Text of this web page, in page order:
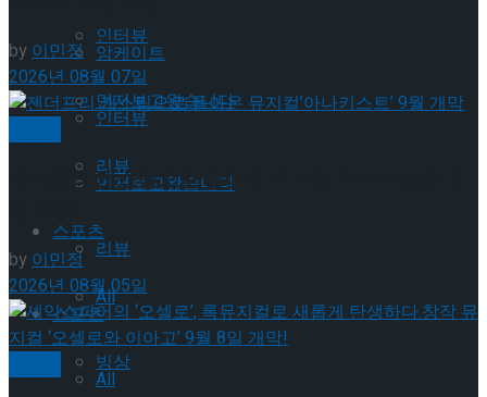
인터뷰
먼저보고왔습니다
리뷰
스포츠
All
빙상
앙케이트
인터뷰
먼저보고왔습니다
리뷰
스포츠
All
by이민정
2026년 08월 07일
젠더프리 캐스팅으로 돌아온 뮤지컬’아나키스트’ 9
by 이민정
2026년 08월 05일